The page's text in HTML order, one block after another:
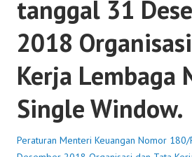
tanggal 31
2018
Kerja Lembaga
Single Window.
Peraturan Menteri Keuangan Nomor